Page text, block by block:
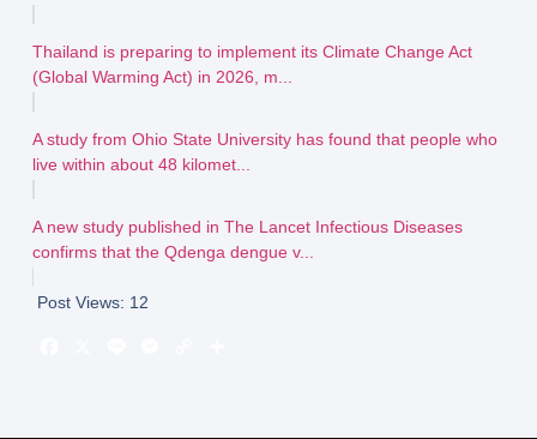
Thailand is preparing to implement its Climate Change Act
(Global Warming Act) in 2026, m...
A study from Ohio State University has found that people who
live within about 48 kilomet...
A new study published in The Lancet Infectious Diseases
confirms that the Qdenga dengue v...
Post Views: 12